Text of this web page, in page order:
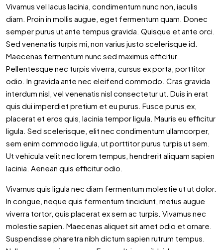
Vivamus vel lacus lacinia, condimentum nunc non, iaculis
diam. Proin in mollis augue, eget fermentum quam. Donec
semper purus ut ante tempus gravida. Quisque et ante orci.
Sed venenatis turpis mi, non varius justo scelerisque id.
Maecenas fermentum nunc sed maximus efficitur.
Pellentesque nec turpis viverra, cursus ex porta, porttitor
odio. In gravida ante nec eleifend commodo. Cras gravida
interdum nisl, vel venenatis nisl consectetur ut. Duis in erat
quis dui imperdiet pretium et eu purus. Fusce purus ex,
placerat et eros quis, lacinia tempor ligula. Mauris eu efficitur
ligula. Sed scelerisque, elit nec condimentum ullamcorper,
sem enim commodo ligula, ut porttitor purus turpis ut sem.
Ut vehicula velit nec lorem tempus, hendrerit aliquam sapien
lacinia. Aenean quis efficitur odio.
Vivamus quis ligula nec diam fermentum molestie ut ut dolor.
In congue, neque quis fermentum tincidunt, metus augue
viverra tortor, quis placerat ex sem ac turpis. Vivamus nec
molestie sapien. Maecenas aliquet sit amet odio et ornare.
Suspendisse pharetra nibh dictum sapien rutrum tempus.